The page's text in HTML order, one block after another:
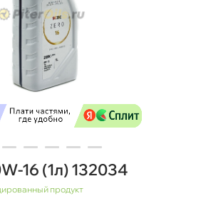
16 (1л) 132034
продукт